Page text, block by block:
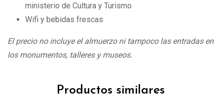
ministerio de Cultura y Turismo
Wifi y bebidas frescas
El precio no incluye el almuerzo ni tampoco las entradas en
los monumentos, talleres y museos.
Productos similares